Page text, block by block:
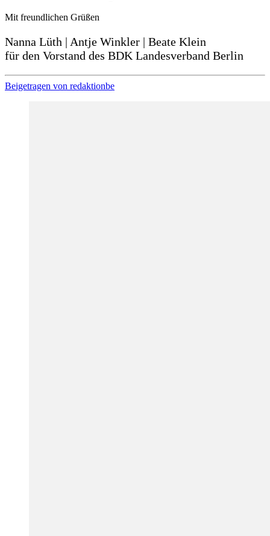
Mit freundlichen Grüßen
Nanna Lüth | Antje Winkler | Beate Klein
für den Vorstand des BDK Landesverband Berlin
Beigetragen von redaktionbe